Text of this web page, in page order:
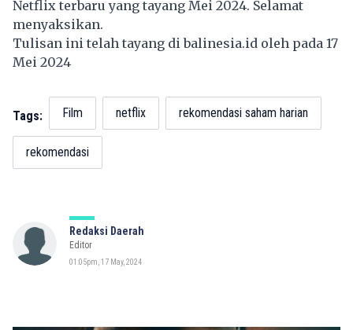
Netflix terbaru yang tayang Mei 2024. Selamat
menyaksikan.
Tulisan ini telah tayang dibalinesia.id oleh pada 17
Mei 2024
Tags: Film netflix rekomendasi saham harian
rekomendasi
Redaksi Daerah
Editor
01:05pm, 17 May, 2024